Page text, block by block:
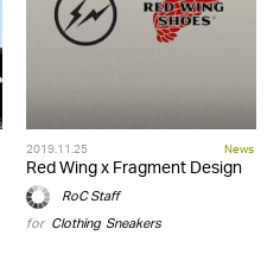
2019.11.25 News
Red Wing x Fragment Design
RoC Staff
for Clothing,Sneakers